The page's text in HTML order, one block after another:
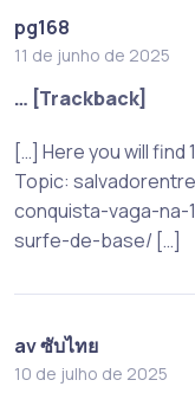
pg168
11 de junho de 2025
… [Trackback]
[…] Here you will
Topic:
conquista-vaga-
surfe-de-base/ […]
av ซับไทย
10 de julho de 2025